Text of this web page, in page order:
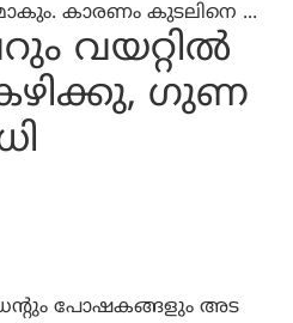
കാരണം കുടലിനെ ...
വയറ്റില്‍
ഗുണ
പോഷകങ്ങളും അട